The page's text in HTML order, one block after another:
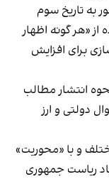
به تاریخ سوم
«هر گونه اظهار
برای افزایش
انتشار مطالب
دولتی و ارز
و با «محوریت»
ریاست جمهوری